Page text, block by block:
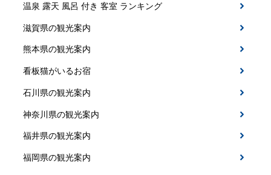
温泉 露天 風呂 付き 客室 ランキング
滋賀県の観光案内
熊本県の観光案内
看板猫がいるお宿
石川県の観光案内
神奈川県の観光案内
福井県の観光案内
福岡県の観光案内